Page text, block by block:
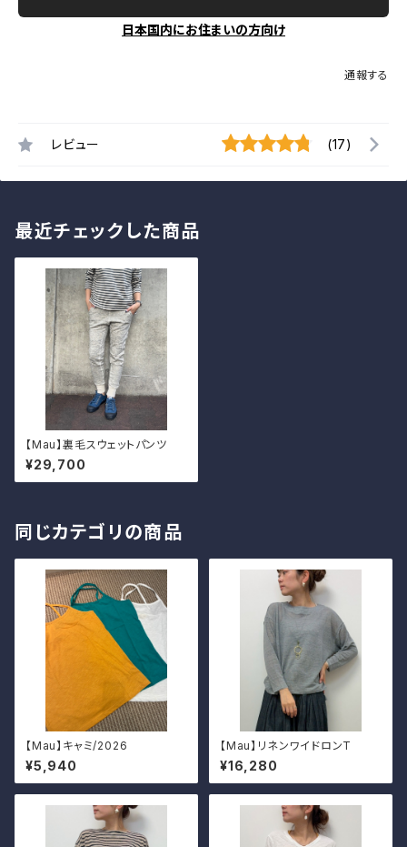
日本国内にお住まいの方向け
通報する
レビュー (17)
最近チェックした商品
【Mau】裏毛スウェットパンツ
¥29,700
同じカテゴリの商品
【Mau】キャミ/2026
¥5,940
【Mau】リネンワイドロンT
¥16,280